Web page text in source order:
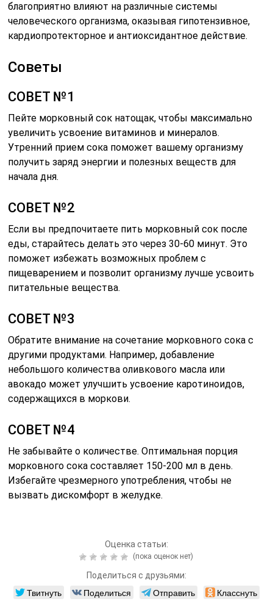
благоприятно влияют на различные системы
человеческого организма, оказывая гипотензивное,
кардиопротекторное и антиоксидантное действие.
Советы
СОВЕТ №1
Пейте морковный сок натощак, чтобы максимально
увеличить усвоение витаминов и минералов.
Утренний прием сока поможет вашему организму
получить заряд энергии и полезных веществ для
начала дня.
СОВЕТ №2
Если вы предпочитаете пить морковный сок после
еды, старайтесь делать это через 30-60 минут. Это
поможет избежать возможных проблем с
пищеварением и позволит организму лучше усвоить
питательные вещества.
СОВЕТ №3
Обратите внимание на сочетание морковного сока с
другими продуктами. Например, добавление
небольшого количества оливкового масла или
авокадо может улучшить усвоение каротиноидов,
содержащихся в моркови.
СОВЕТ №4
Не забывайте о количестве. Оптимальная порция
морковного сока составляет 150-200 мл в день.
Избегайте чрезмерного употребления, чтобы не
вызвать дискомфорт в желудке.
Оценка статьи:
(пока оценок нет)
Поделиться с друзьями:
Твитнуть Поделиться Отправить Класснуть